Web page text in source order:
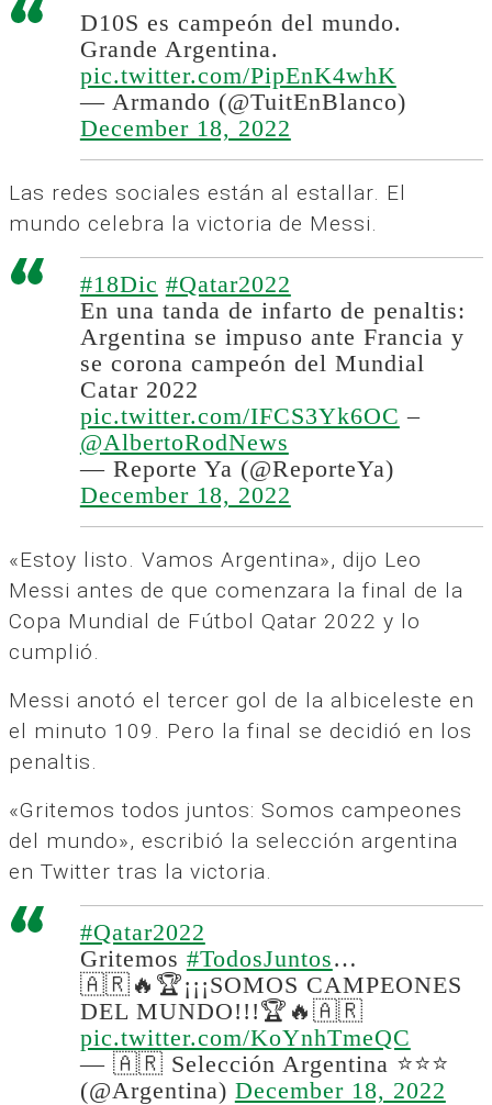
D10S es campeón del mundo.
Grande Argentina.
pic.twitter.com/PipEnK4whK
— Armando (@TuitEnBlanco)
December 18, 2022
Las redes sociales están al estallar. El
mundo celebra la victoria de Messi.
#18Dic #Qatar2022
En una tanda de infarto de penaltis:
Argentina se impuso ante Francia y
se corona campeón del Mundial
Catar 2022
pic.twitter.com/IFCS3Yk6OC –
@AlbertoRodNews
— Reporte Ya (@ReporteYa)
December 18, 2022
«Estoy listo. Vamos Argentina», dijo Leo
Messi antes de que comenzara la final de la
Copa Mundial de Fútbol Qatar 2022 y lo
cumplió.
Messi anotó el tercer gol de la albiceleste en
el minuto 109. Pero la final se decidió en los
penaltis.
«Gritemos todos juntos: Somos campeones
del mundo», escribió la selección argentina
en Twitter tras la victoria.
#Qatar2022
Gritemos #TodosJuntos…
🇦🇷🔥🏆¡¡¡SOMOS CAMPEONES
DEL MUNDO!!!🏆🔥🇦🇷
pic.twitter.com/KoYnhTmeQC
— 🇦🇷 Selección Argentina ⭐⭐⭐
(@Argentina) December 18, 2022